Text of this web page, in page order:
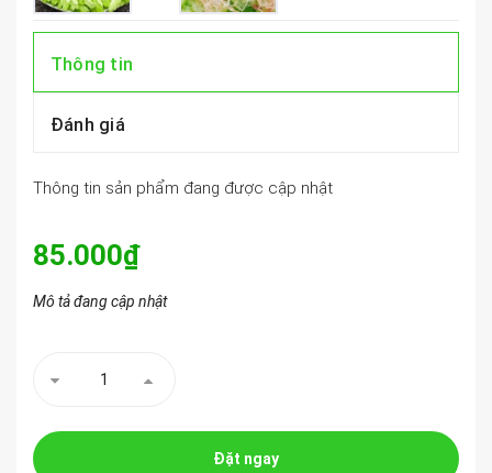
Thông tin
Đánh giá
Thông tin sản phẩm đang được cập nhật
85.000₫
Mô tả đang cập nhật
Đặt ngay